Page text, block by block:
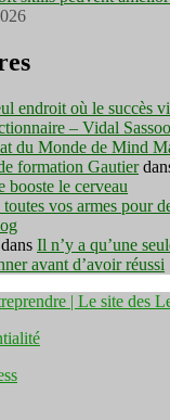
endroit où le succès
– Vidal
du Monde de Mind
formation Gautier
booste le cerveau
vos armes pour
dans Il n’y a qu’une
avant d’avoir réussi
| Le site des